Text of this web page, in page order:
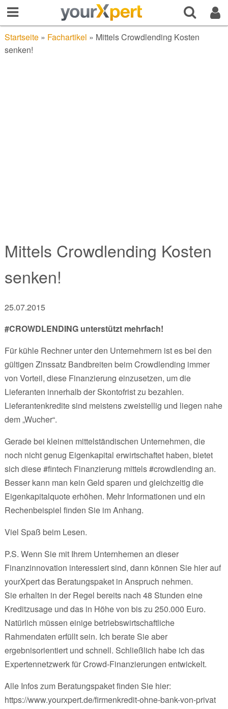
Startseite» Fachartikel » Mittels Crowdlending Kosten
senken!
Mittels Crowdlending Kosten
senken!
25.07.2015
#CROWDLENDING unterstützt mehrfach!
Für kühle Rechner unter den Unternehmern ist es bei den
gültigen Zinssatz Bandbreiten beim Crowdlending immer
von Vorteil, diese Finanzierung einzusetzen, um die
Lieferanten innerhalb der Skontofrist zu bezahlen.
Lieferantenkredite sind meistens zweistellig und liegen nahe
dem „Wucher“.
Gerade bei kleinen mittelständischen Unternehmen, die
noch nicht genug Eigenkapital erwirtschaftet haben, bietet
sich diese #fintech Finanzierung mittels #crowdlending an.
Besser kann man kein Geld sparen und gleichzeitig die
Eigenkapitalquote erhöhen. Mehr Informationen und ein
Rechenbeispiel finden Sie im Anhang.
Viel Spaß beim Lesen.
P.S. Wenn Sie mit Ihrem Unternhemen an dieser
Finanzinnovation interessiert sind, dann können Sie hier auf
yourXpert das Beratungspaket in Anspruch nehmen.
Sie erhalten in der Regel bereits nach 48 Stunden eine
Kreditzusage und das in Höhe von bis zu 250.000 Euro.
Natürlich müssen einige betriebswirtschaftliche
Rahmendaten erfüllt sein. Ich berate Sie aber
ergebnisorientiert und schnell. Schließlich habe ich das
Expertennetzwerk für Crowd-Finanzierungen entwickelt.
Alle Infos zum Beratungspaket finden Sie hier:
https://www.yourxpert.de/firmenkredit-ohne-bank-von-privat